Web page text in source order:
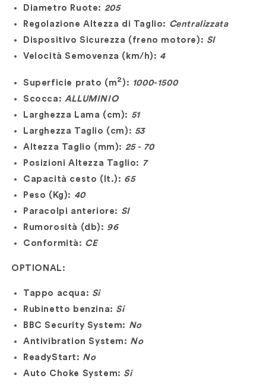
Diametro Ruote: 205
Regolazione Altezza di Taglio: Centralizzata
Dispositivo Sicurezza (freno motore): SI
Velocità Semovenza (km/h): 4
Superficie prato (m2): 1000-1500
Scocca: ALLUMINIO
Larghezza Lama (cm): 51
Larghezza Taglio (cm): 53
Altezza Taglio (mm): 25 - 70
Posizioni Altezza Taglio: 7
Capacità cesto (lt.): 65
Peso (Kg): 40
Paracolpi anteriore: SI
Rumorosità (db): 96
Conformità: CE
OPTIONAL:
Tappo acqua: Si
Rubinetto benzina: Si
BBC Security System: No
Antivibration System: No
ReadyStart: No
Auto Choke System: Si